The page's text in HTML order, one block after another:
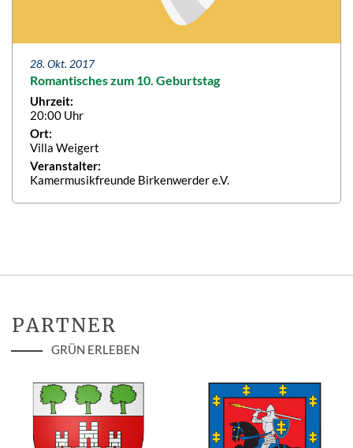
28. Okt. 2017
Romantisches zum 10. Geburtstag
Uhrzeit:
20:00 Uhr
Ort:
Villa Weigert
Veranstalter:
Kamermusikfreunde Birkenwerder e.V.
PARTNER
GRÜN ERLEBEN